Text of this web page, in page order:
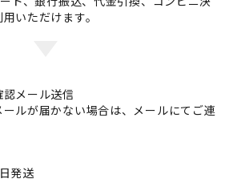
いただけます。
メール送信
ルが届かない場合は、メールにてご連
発送